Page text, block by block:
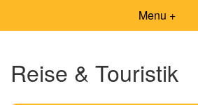
Menu +
Reise & Touristik